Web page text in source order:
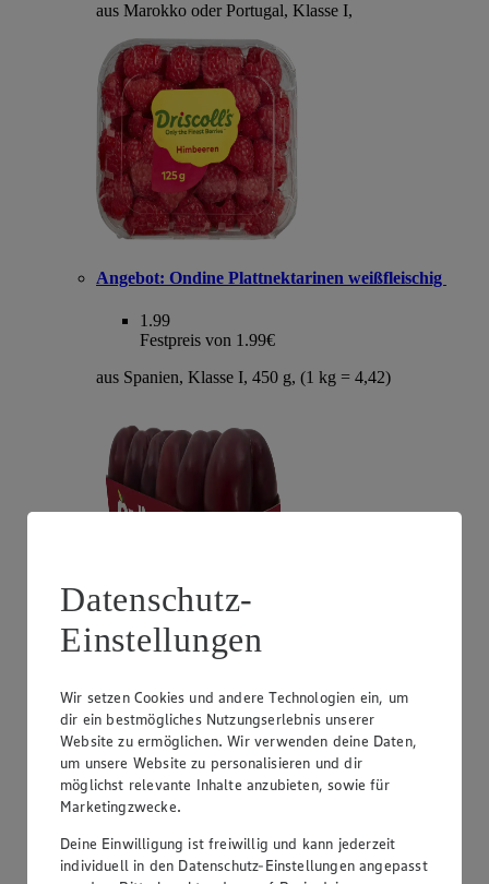
aus Marokko oder Portugal, Klasse I,
Angebot: Ondine Plattnektarinen weißfleischig
1.99
Festpreis von 1.99€
aus Spanien, Klasse I, 450 g, (1 kg = 4,42)
Angebot: Unsere Heimat Zucchini
Festpreis von 1.49€
aus Süddeutschland, Klasse I, 1 kg
Datenschutz-
Einstellungen
Wir setzen Cookies und andere Technologien ein, um
dir ein bestmögliches Nutzungserlebnis unserer
Website zu ermöglichen. Wir verwenden deine Daten,
um unsere Website zu personalisieren und dir
möglichst relevante Inhalte anzubieten, sowie für
Marketingzwecke.
Deine Einwilligung ist freiwillig und kann jederzeit
individuell in den Datenschutz-Einstellungen angepasst